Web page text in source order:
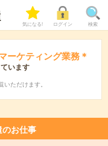
気になる! ログイン 検索
ーケティング業務＊
います
いただけます。
お仕事